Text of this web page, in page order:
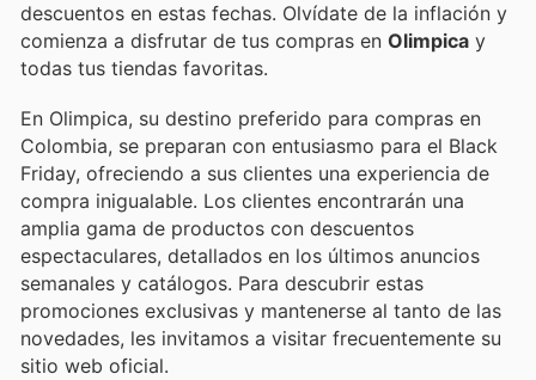
descuentos en estas fechas. Olvídate de la inflación y
comienza a disfrutar de tus compras en Olimpica y
todas tus tiendas favoritas.
En Olimpica, su destino preferido para compras en
Colombia, se preparan con entusiasmo para el Black
Friday, ofreciendo a sus clientes una experiencia de
compra inigualable. Los clientes encontrarán una
amplia gama de productos con descuentos
espectaculares, detallados en los últimos anuncios
semanales y catálogos. Para descubrir estas
promociones exclusivas y mantenerse al tanto de las
novedades, les invitamos a visitar frecuentemente su
sitio web oficial.